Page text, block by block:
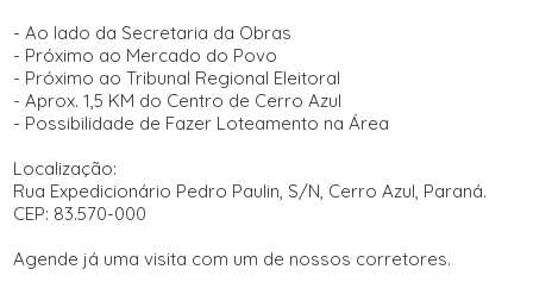
- Ao lado da Secretaria da Obras
- Próximo ao Mercado do Povo
- Próximo ao Tribunal Regional Eleitoral
- Aprox. 1,5 KM do Centro de Cerro Azul
- Possibilidade de Fazer Loteamento na Área
Localização:
Rua Expedicionário Pedro Paulin, S/N, Cerro Azul, Paraná.
CEP: 83.570-000
Agende já uma visita com um de nossos corretores.